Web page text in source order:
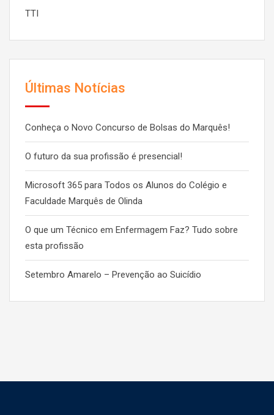
TTI
Últimas Notícias
Conheça o Novo Concurso de Bolsas do Marquês!
O futuro da sua profissão é presencial!
Microsoft 365 para Todos os Alunos do Colégio e
Faculdade Marquês de Olinda
O que um Técnico em Enfermagem Faz? Tudo sobre
esta profissão
Setembro Amarelo – Prevenção ao Suicídio